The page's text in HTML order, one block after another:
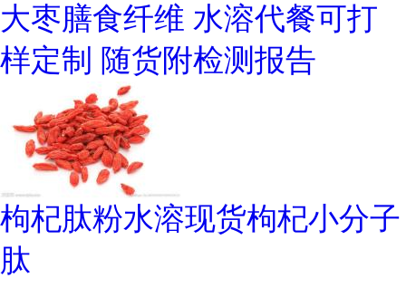
大枣膳食纤维 水溶代餐可打
样定制 随货附检测报告
枸杞肽粉水溶现货枸杞小分子
肽